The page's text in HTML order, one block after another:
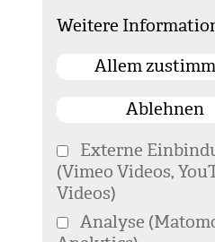
Weitere
Externe
(Vimeo Videos,
Videos)
Analyse
Home
Lebensbereiche
Fami­lie